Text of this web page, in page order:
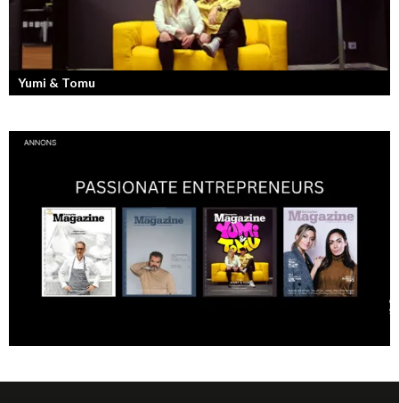
Yumi & Tomu
Läs mer om deras liv som YouTubers och Entreprenörer